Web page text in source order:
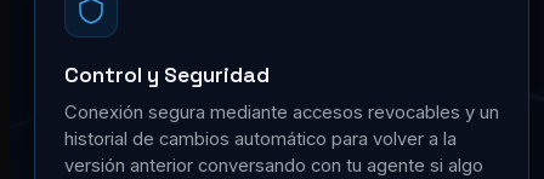
Control y Seguridad
Conexión segura mediante accesos revocables y un
historial de cambios automático para volver a la
versión anterior conversando con tu agente si algo